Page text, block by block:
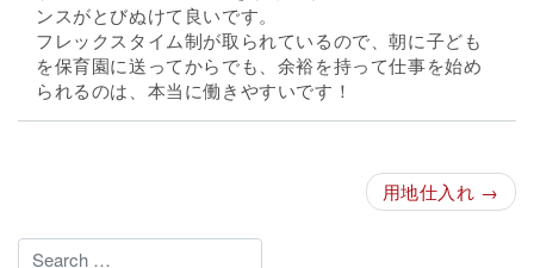
ンスがとびぬけて良いです。
フレックスタイム制が取られているので、朝に子ども
を保育園に送ってからでも、余裕を持って仕事を始め
られるのは、本当に働きやすいです！
ナ
用地仕入れ